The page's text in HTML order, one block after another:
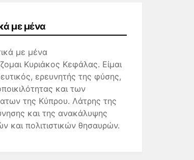
με μένα
Κυριάκος Κεφάλας. Είμαι
ερευνητής της φύσης,
και των
της Κύπρου. Λάτρης της
και της ανακάλυψης
και πολιτιστικών θησαυρών.